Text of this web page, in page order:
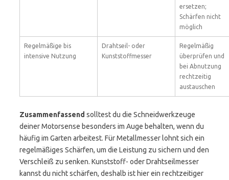
ersetzen;
Schärfen nicht
möglich
Regelmäßige bis
intensive Nutzung
Drahtseil- oder
Kunststoffmesser
Regelmäßig
überprüfen und
bei Abnutzung
rechtzeitig
austauschen
Zusammenfassend solltest du die Schneidwerkzeuge
deiner Motorsense besonders im Auge behalten, wenn du
häufig im Garten arbeitest. Für Metallmesser lohnt sich ein
regelmäßiges Schärfen, um die Leistung zu sichern und den
Verschleiß zu senken. Kunststoff- oder Drahtseilmesser
kannst du nicht schärfen, deshalb ist hier ein rechtzeitiger